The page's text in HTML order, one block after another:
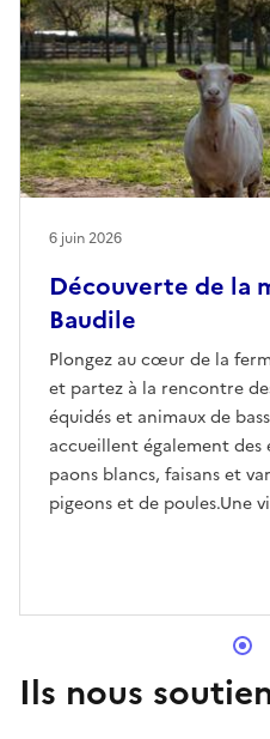
Découverte de la
Baudile
Plongez au cœur de la
et partez à la rencontre
équidés et animaux de
accueillent également des
paons blancs, faisans et
pigeons et de poules.Une
biodiversité et les
6 juin 2026
Ils nous